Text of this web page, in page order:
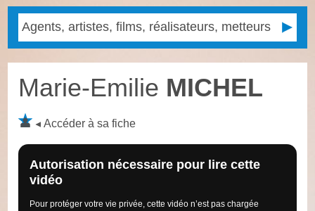
Marie-Emilie MICHEL
Accéder à sa fiche
Autorisation nécessaire pour lire cette
vidéo
Pour protéger votre vie privée, cette vidéo n’est pas chargée